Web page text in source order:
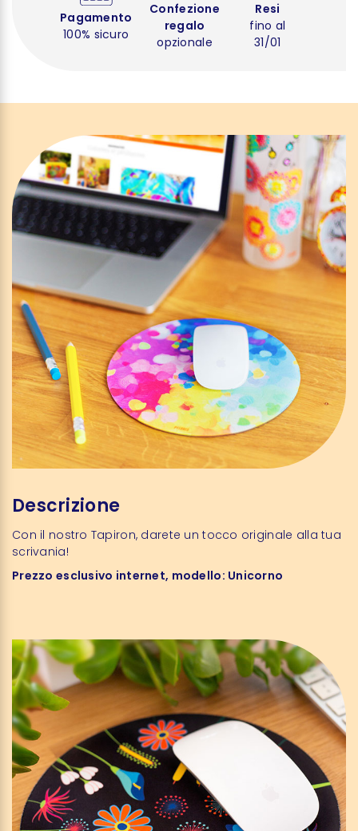
Pagamento
100% sicuro
Confezione
regalo
opzionale
Resi
fino al
31/01
Descrizione
Con il nostro Tapiron, darete un tocco originale alla tua
scrivania!
Prezzo esclusivo internet, modello: Unicorno